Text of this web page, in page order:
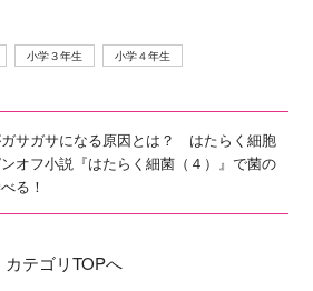
小学３年生 小学４年生
サガサになる原因とは？ はたらく細胞
オフ小説『はたらく細菌（４）』で菌の
る！
カテゴリTOPへ